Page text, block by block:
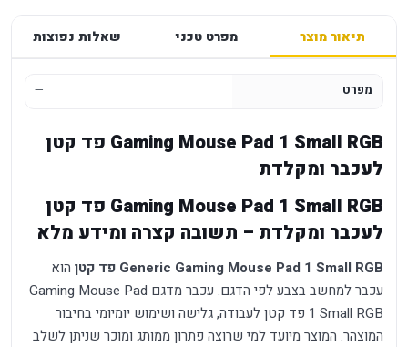
תיאור מוצר מפרט טכני שאלות נפוצות
מפרט —
Gaming Mouse Pad 1 Small RGB פד קטן
לעכבר ומקלדת
Gaming Mouse Pad 1 Small RGB פד קטן
לעכבר ומקלדת – תשובה קצרה ומידע מלא
Generic Gaming Mouse Pad 1 Small RGB פד קטן
הוא
עכבר למחשב בצבע לפי הדגם. עכבר מדגם Gaming Mouse Pad
1 Small RGB פד קטן לעבודה, גלישה ושימוש יומיומי בחיבור
המוצהר. המוצר מיועד למי שרוצה פתרון ממותג ומוכר שניתן לשלב